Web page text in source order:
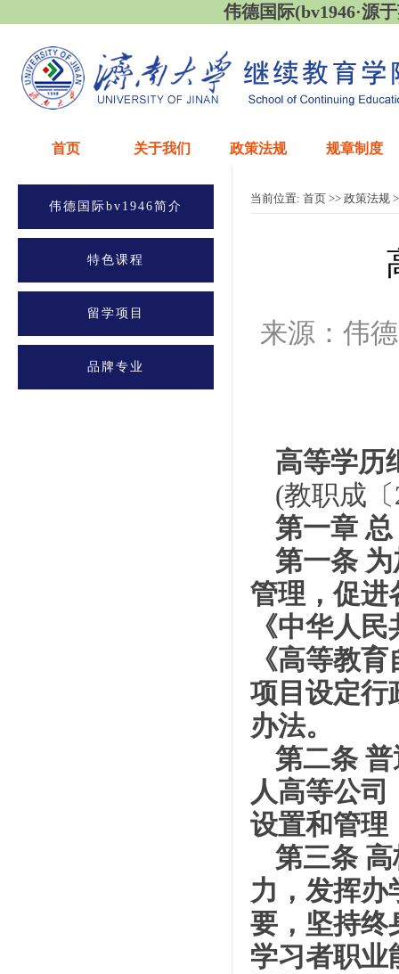
伟德国际(bv1946·源
首页 关于我们 政策法规 规章制度
伟德国际bv1946简介
特色课程
留学项目
品牌专业
当前位置: 首页 >> 政策法规
来源：伟
高等学历
(教职成
第一章 总
第一条
管理，促进
《中华人
《高等教
项目设定行
办法。
第二条
人高等公
设置和管理
第三条
力，发挥办
要，坚持终
学习者职业